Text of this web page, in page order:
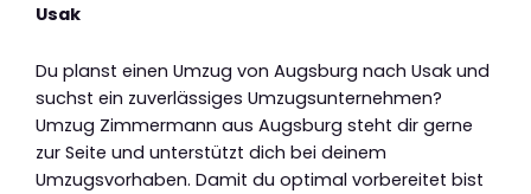
Usak
Du planst einen Umzug von Augsburg nach Usak und
suchst ein zuverlässiges Umzugsunternehmen?
Umzug Zimmermann aus Augsburg steht dir gerne
zur Seite und unterstützt dich bei deinem
Umzugsvorhaben. Damit du optimal vorbereitet bist